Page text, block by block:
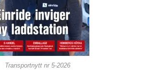
Transportnytt nr 5-2026